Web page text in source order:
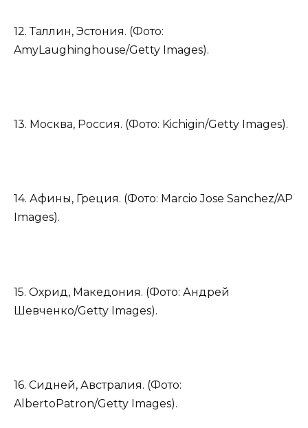
12. Таллин, Эстония. (Фото:
AmyLaughinghouse/Getty Images).
13. Москва, Россия. (Фото: Kichigin/Getty Images).
14. Афины, Греция. (Фото: Marcio Jose Sanchez/AP
Images).
15. Охрид, Македония. (Фото: Андрей
Шевченко/Getty Images).
16. Сидней, Австралия. (Фото:
AlbertoPatron/Getty Images).